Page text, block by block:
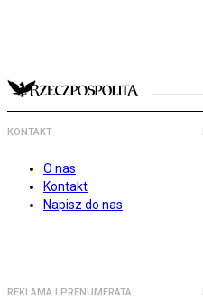
KONTAKT
O nas
Kontakt
Napisz do nas
REKLAMA I PRENUMERATA